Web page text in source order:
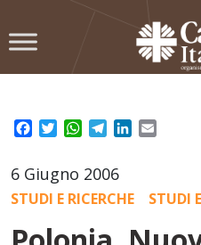
to
Facebook
TwitterWhatsApp
TelegramLinkedIn
6 Giugno 2006
STUDI E RICERCHE STUDI